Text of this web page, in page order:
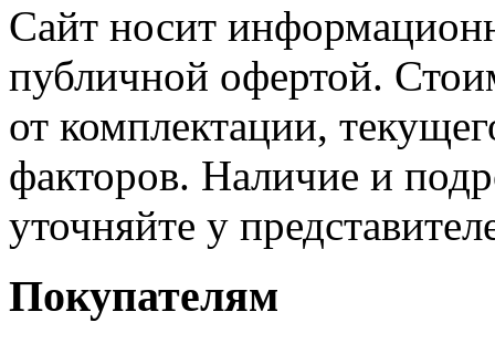
Сайт носит
публичной офертой.
от комплектации,
факторов. Наличие и
уточняйте у
Покупателям